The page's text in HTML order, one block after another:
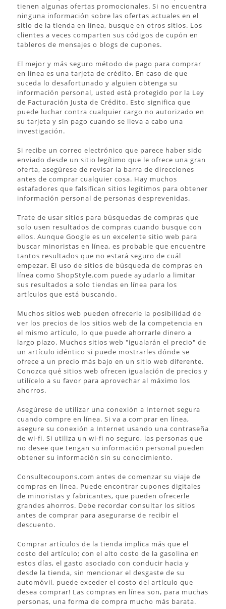
tienen algunas ofertas promocionales. Si no encuentra
ninguna información sobre las ofertas actuales en el
sitio de la tienda en línea, busque en otros sitios. Los
clientes a veces comparten sus códigos de cupón en
tableros de mensajes o blogs de cupones.
El mejor y más seguro método de pago para comprar
en línea es una tarjeta de crédito. En caso de que
suceda lo desafortunado y alguien obtenga su
información personal, usted está protegido por la Ley
de Facturación Justa de Crédito. Esto significa que
puede luchar contra cualquier cargo no autorizado en
su tarjeta y sin pago cuando se lleva a cabo una
investigación.
Si recibe un correo electrónico que parece haber sido
enviado desde un sitio legítimo que le ofrece una gran
oferta, asegúrese de revisar la barra de direcciones
antes de comprar cualquier cosa. Hay muchos
estafadores que falsifican sitios legítimos para obtener
información personal de personas desprevenidas.
Trate de usar sitios para búsquedas de compras que
solo usen resultados de compras cuando busque con
ellos. Aunque Google es un excelente sitio web para
buscar minoristas en línea, es probable que encuentre
tantos resultados que no estará seguro de cuál
empezar. El uso de sitios de búsqueda de compras en
línea como ShopStyle.com puede ayudarlo a limitar
sus resultados a solo tiendas en línea para los
artículos que está buscando.
Muchos sitios web pueden ofrecerle la posibilidad de
ver los precios de los sitios web de la competencia en
el mismo artículo, lo que puede ahorrarle dinero a
largo plazo. Muchos sitios web "igualarán el precio" de
un artículo idéntico si puede mostrarles dónde se
ofrece a un precio más bajo en un sitio web diferente.
Conozca qué sitios web ofrecen igualación de precios y
utilícelo a su favor para aprovechar al máximo los
ahorros.
Asegúrese de utilizar una conexión a Internet segura
cuando compre en línea. Si va a comprar en línea,
asegure su conexión a Internet usando una contraseña
de wi-fi. Si utiliza un wi-fi no seguro, las personas que
no desee que tengan su información personal pueden
obtener su información sin su conocimiento.
Consultecoupons.com antes de comenzar su viaje de
compras en línea. Puede encontrar cupones digitales
de minoristas y fabricantes, que pueden ofrecerle
grandes ahorros. Debe recordar consultar los sitios
antes de comprar para asegurarse de recibir el
descuento.
Comprar artículos de la tienda implica más que el
costo del artículo; con el alto costo de la gasolina en
estos días, el gasto asociado con conducir hacia y
desde la tienda, sin mencionar el desgaste de su
automóvil, puede exceder el costo del artículo que
desea comprar! Las compras en línea son, para muchas
personas, una forma de compra mucho más barata.